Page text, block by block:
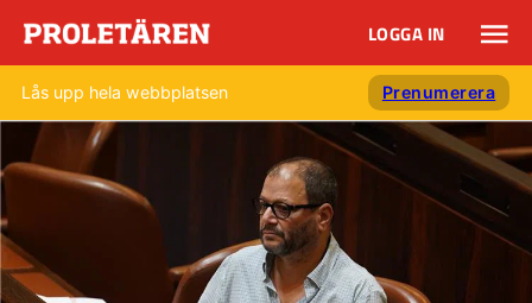
LOGGA IN
Lås upp hela webbplatsen Prenumerera